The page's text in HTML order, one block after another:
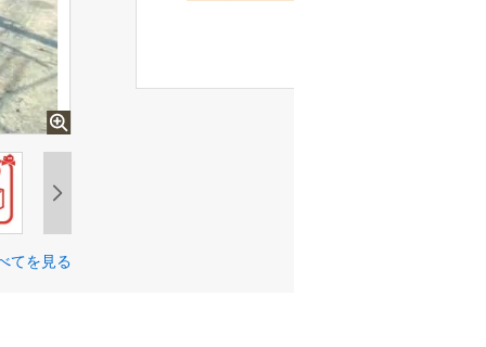
てを見る